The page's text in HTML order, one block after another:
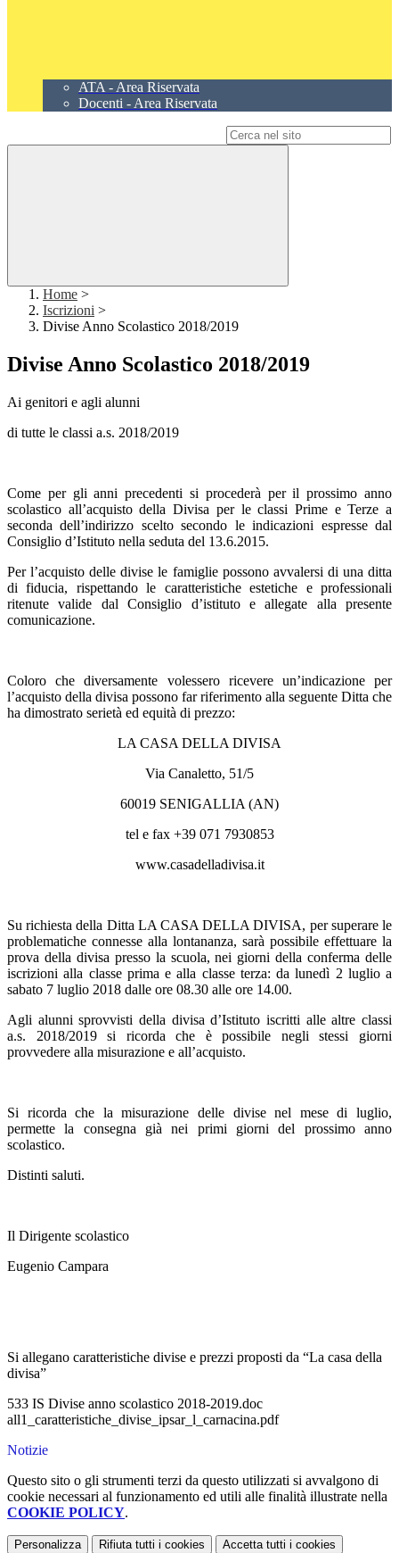
ATA - Area Riservata
Docenti - Area Riservata
Home >
Iscrizioni >
Divise Anno Scolastico 2018/2019
Divise Anno Scolastico 2018/2019
Ai genitori e agli alunni
di tutte le classi a.s. 2018/2019
Come per gli anni precedenti si procederà per il prossimo anno
scolastico all’acquisto della Divisa per le classi Prime e Terze a
seconda dell’indirizzo scelto secondo le indicazioni espresse dal
Consiglio d’Istituto nella seduta del 13.6.2015.
Per l’acquisto delle divise le famiglie possono avvalersi di una ditta
di fiducia, rispettando le caratteristiche estetiche e professionali
ritenute valide dal Consiglio d’istituto e allegate alla presente
comunicazione.
Coloro che diversamente volessero ricevere un’indicazione per
l’acquisto della divisa possono far riferimento alla seguente Ditta che
ha dimostrato serietà ed equità di prezzo:
LA CASA DELLA DIVISA
Via Canaletto, 51/5
60019 SENIGALLIA (AN)
tel e fax +39 071 7930853
www.casadelladivisa.it
Su richiesta della Ditta LA CASA DELLA DIVISA, per superare le
problematiche connesse alla lontananza, sarà possibile effettuare la
prova della divisa presso la scuola, nei giorni della conferma delle
iscrizioni alla classe prima e alla classe terza: da lunedì 2 luglio a
sabato 7 luglio 2018 dalle ore 08.30 alle ore 14.00.
Agli alunni sprovvisti della divisa d’Istituto iscritti alle altre classi
a.s. 2018/2019 si ricorda che è possibile negli stessi giorni
provvedere alla misurazione e all’acquisto.
Si ricorda che la misurazione delle divise nel mese di luglio,
permette la consegna già nei primi giorni del prossimo anno
scolastico.
Distinti saluti.
Il Dirigente scolastico
Eugenio Campara
Si allegano caratteristiche divise e prezzi proposti da “La casa della
divisa”
533 IS Divise anno scolastico 2018-2019.doc
all1_caratteristiche_divise_ipsar_l_carnacina.pdf
Notizie
Questo sito o gli strumenti terzi da questo utilizzati si avvalgono di
cookie necessari al funzionamento ed utili alle finalità illustrate nella
COOKIE POLICY.
Personalizza Rifiuta tutti i cookies Accetta tutti i cookies